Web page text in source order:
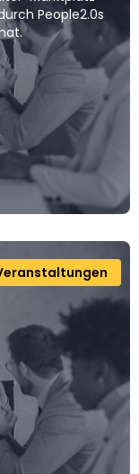
People2.0s
des